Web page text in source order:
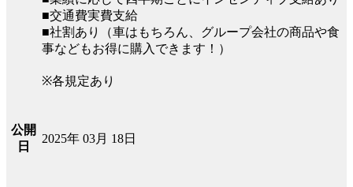
■交通費実費支給
■社割あり（車はもちろん、グループ会社の商品や食
事などもお得に購入できます！）
※各規定あり
公開
日
2025年 03月 18日